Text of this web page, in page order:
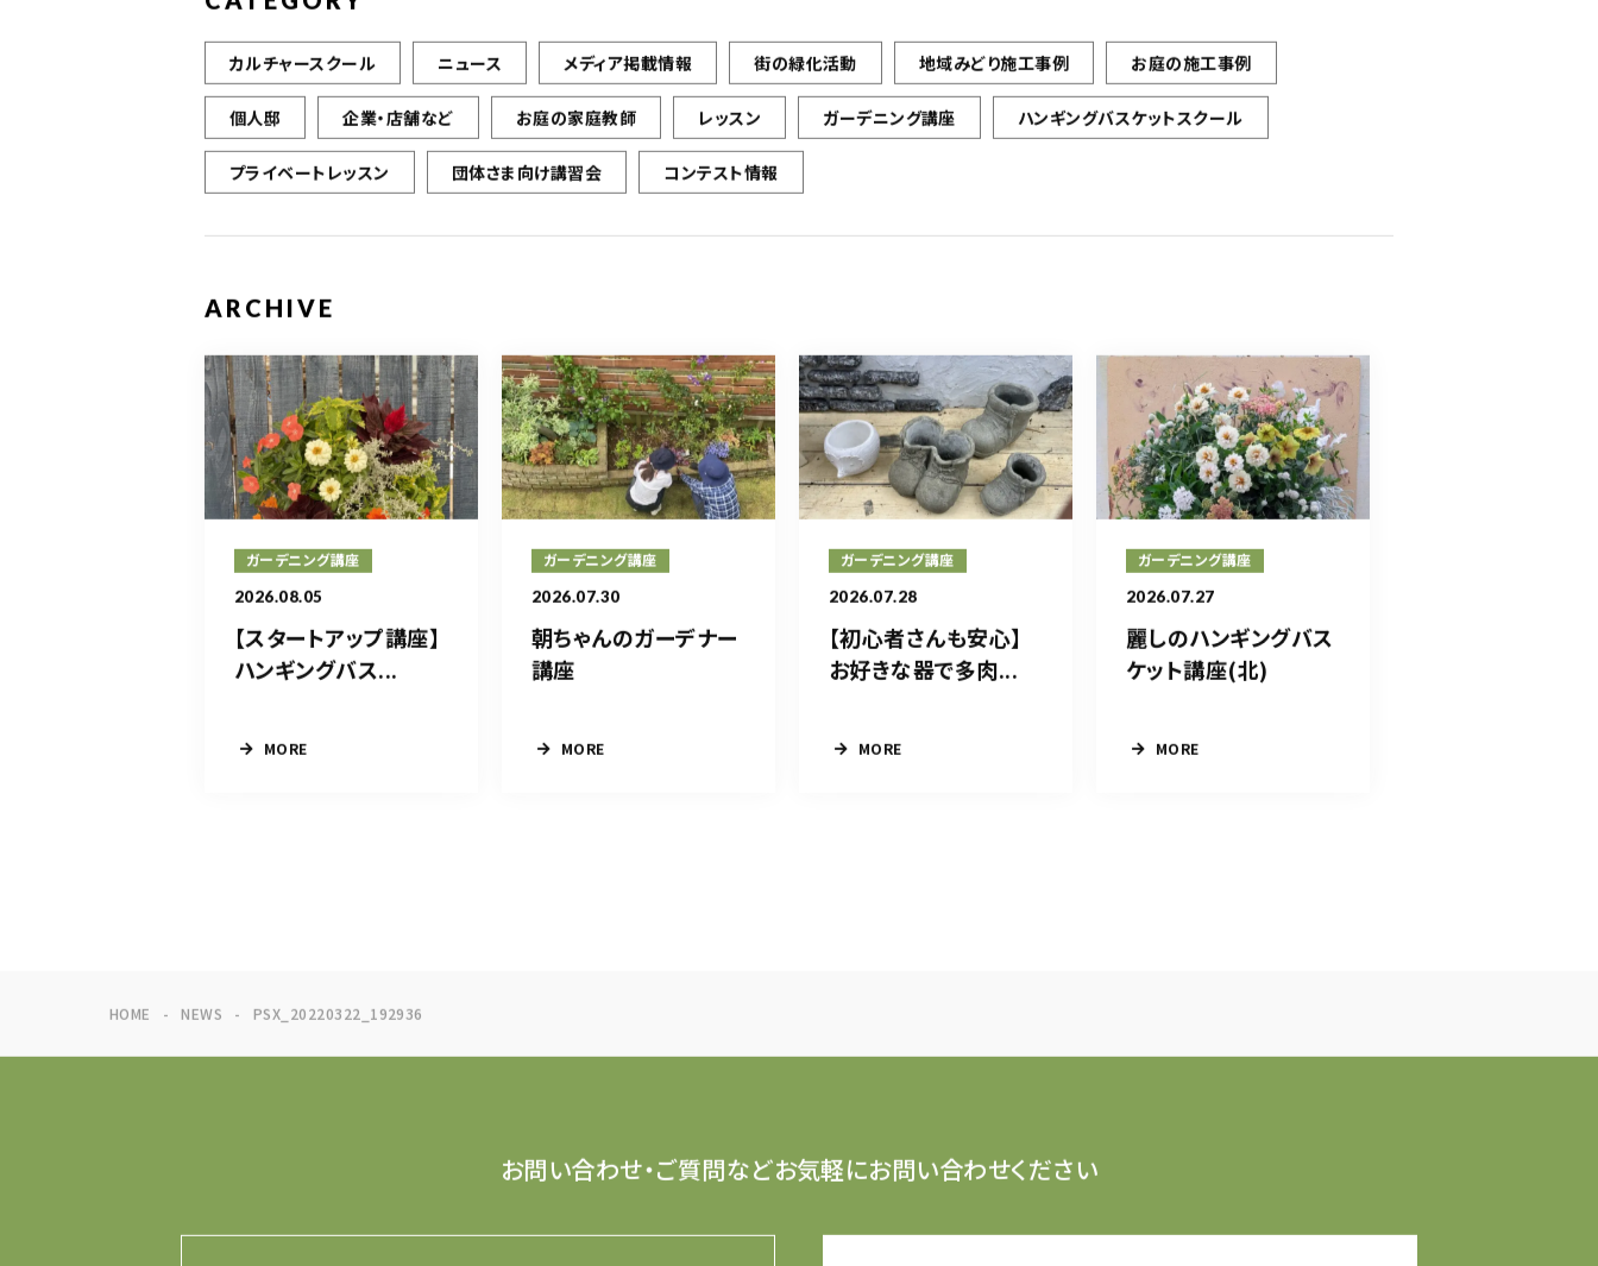
カルチャースクール ニュース メディア掲載情報 街の緑化活動 地域みどり施工事例 お庭の施工事例
個人邸 企業・店舗など お庭の家庭教師 レッスン ガーデニング講座 ハンギングバスケットスクール
プライベートレッスン 団体さま向け講習会 コンテスト情報
ARCHIVE
ガーデニング講座
2026.08.05
【スタートアップ講座】
ハンギングバス...
MORE
ガーデニング講座
2026.07.30
朝ちゃんのガーデナー
講座
MORE
ガーデニング講座
2026.07.28
【初心者さんも安心】
お好きな器で多肉...
MORE
ガーデニング講座
2026.07.27
麗しのハンギングバス
ケット講座(北)
MORE
HOME NEWS PSX_20220322_192936
お問い合わせ・ご質問などお気軽にお問い合わせください